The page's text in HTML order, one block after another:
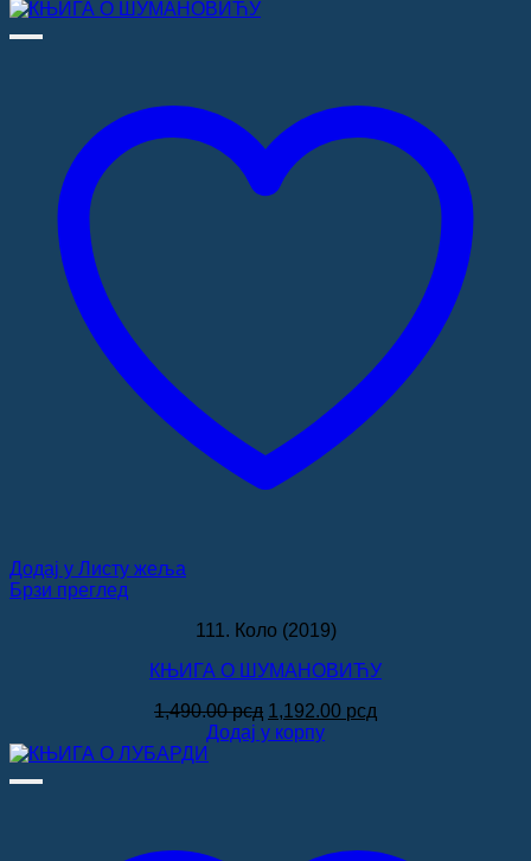
Додај у Листу жеља
Брзи преглед
111. Коло (2019)
КЊИГА О ШУМАНОВИЋУ
1,490.00рсд Оригинална
цена
1,192.00 рсд
Додај у корпу